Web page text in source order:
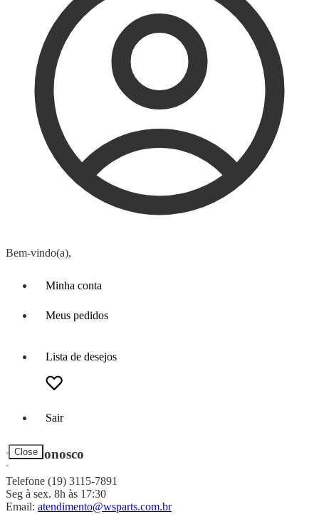
Bem-vindo(a),
Minha conta
Meus pedidos
Lista de desejos
Sair
Close
Fale Conosco
Telefone (19) 3115-7891
Seg à sex. 8h às 17:30
Email: atendimento@wsparts.com.br